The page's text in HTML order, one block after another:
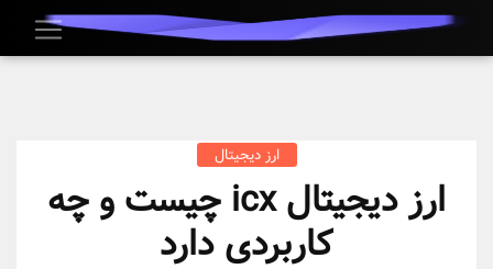
ارز دیجیتال
ارز دیجیتال icx چیست و چه
کاربردی دارد